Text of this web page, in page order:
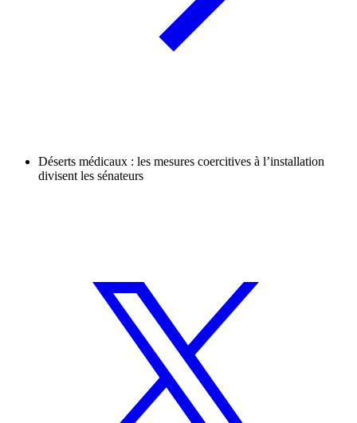
Déserts médicaux : les mesures coercitives à l’installation
divisent les sénateurs